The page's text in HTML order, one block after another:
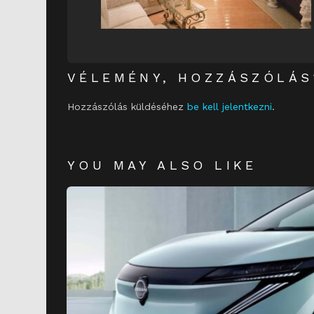
VÉLEMÉNY,
Hozzászólás küldéséhez be kell jelentkezni.
YOU MAY ALSO LIKE